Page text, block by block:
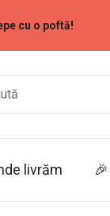
cu o poftă!
livrăm